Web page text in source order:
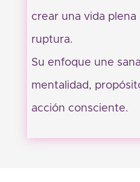
crear una vida
ruptura.
Su enfoque une
mentalidad,
acción consciente.